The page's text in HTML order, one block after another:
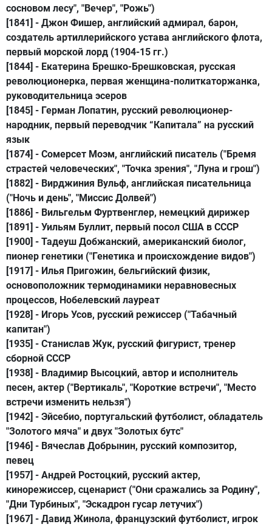
сосновом лесу", "Вечер", "Рожь")
[1841] - Джон Фишер, английский адмирал, барон,
создатель артиллерийского устава английского флота,
первый морской лорд (1904-15 гг.)
[1844] - Екатерина Брешко-Брешковская, русская
революционерка, первая женщина-политкаторжанка,
руководительница эсеров
[1845] - Герман Лопатин, русский революционер-
народник, первый переводчик “Капитала” на русский
язык
[1874] - Сомерсет Моэм, английский писатель ("Бремя
страстей человеческих", "Точка зрения", "Луна и грош")
[1882] - Вирджиния Вульф, английская писательница
("Ночь и день", "Миссис Долвей")
[1886] - Вильгельм Фуртвенглер, немецкий дирижер
[1891] - Уильям Буллит, первый посол США в СССР
[1900] - Тадеуш Добжанский, американский биолог,
пионер генетики ("Генетика и происхождение видов")
[1917] - Илья Пригожин, бельгийский физик,
основоположник термодинамики неравновесных
процессов, Нобелевский лауреат
[1928] - Игорь Усов, русский режиссер ("Табачный
капитан")
[1935] - Станислав Жук, русский фигурист, тренер
сборной СССР
[1938] - Владимир Высоцкий, автор и исполнитель
песен, актер ("Вертикаль", "Короткие встречи", "Место
встречи изменить нельзя")
[1942] - Эйсебио, португальский футболист, обладатель
"Золотого мяча" и двух "Золотых бутс"
[1946] - Вячеслав Добрынин, русский композитор,
певец
[1957] - Андрей Ростоцкий, русский актер,
кинорежиссер, сценарист ("Они сражались за Родину",
"Дни Турбиных", "Эскадрон гусар летучих")
[1967] - Давид Жинола, французский футболист, игрок